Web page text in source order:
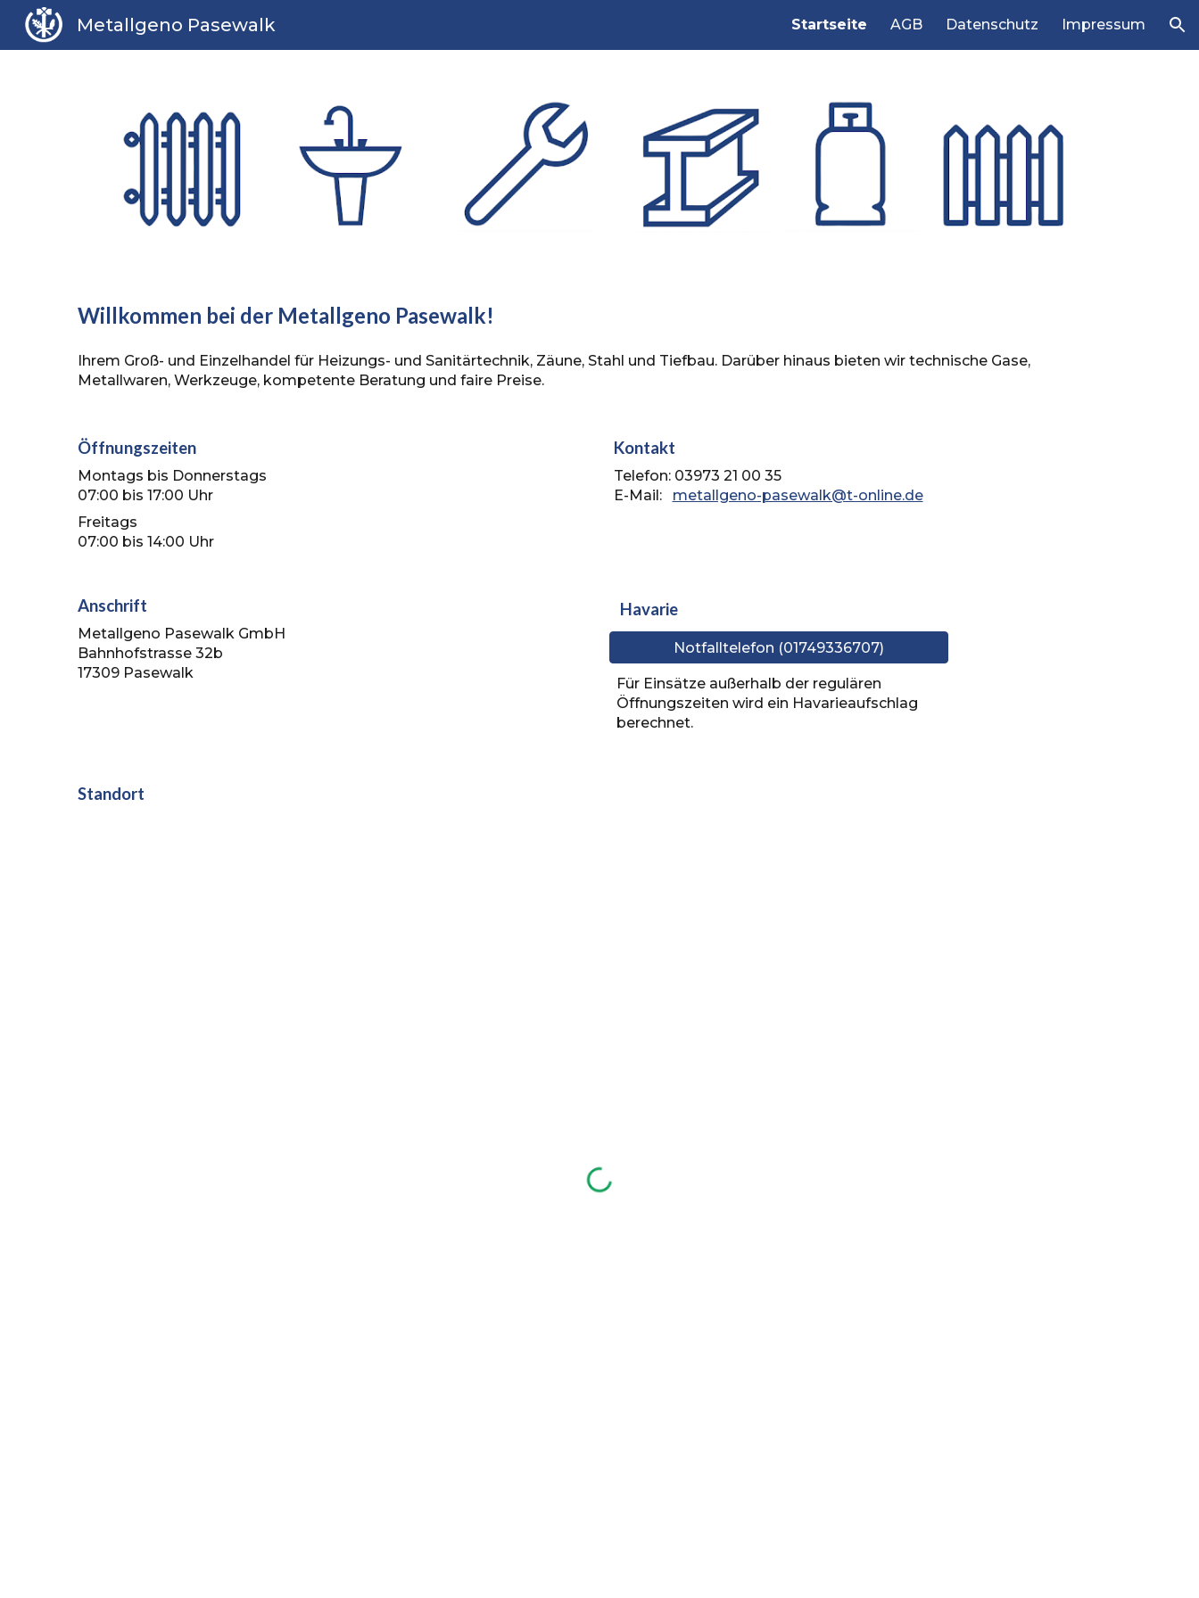
Skip to navigation
Metallgeno Pasewalk Startseite AGB Datenschutz Impressum
Willkommen bei der Metallgeno Pasewalk!
Ihrem Groß- und Einzelhandel für Heizungs- und Sanitärtechnik, Zäune, Stahl und Tiefbau. Darüber hinaus bieten wir technische Gase,
Metallwaren, Werkzeuge, kompetente Beratung und faire Preise.
Öffnungszeiten
Montags bis Donnerstags
07:00 bis 17:00 Uhr
Freitags
07:00 bis 14:00 Uhr
Kontakt
Telefon: 03973 21 00 35
E-Mail: metallgeno-pasewalk@t-online.de
Anschrift
Metallgeno Pasewalk GmbH
Bahnhofstrasse 32b
17309 Pasewalk
Havarie
Notfalltelefon (01749336707)
Für Einsätze außerhalb der regulären
Öffnungszeiten wird ein Havarieaufschlag
berechnet.
Standort